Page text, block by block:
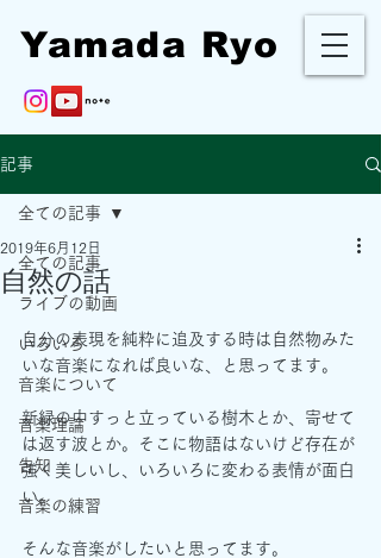
Yamada Ryo
記事
全ての記事
ライブの動画
いろいろ
音楽について
音楽理論
告知
音楽の練習
全ての記事
自然の話
2019年6月12日
自分の表現を純粋に追及する時は自然物みた
いな音楽になれば良いな、と思ってます。
新緑の中すっと立っている樹木とか、寄せて
は返す波とか。そこに物語はないけど存在が
強く美しいし、いろいろに変わる表情が面白
い。
そんな音楽がしたいと思ってます。